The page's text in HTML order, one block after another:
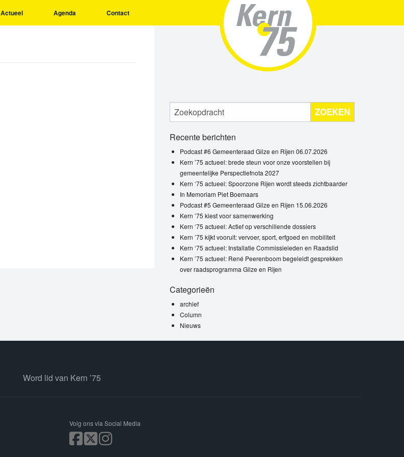
Actueel Agenda Contact
ZOEKEN
Recente berichten
Podcast #6 Gemeenteraad Gilze en Rijen 06.07.2026
Kern ’75 actueel: brede steun voor onze voorstellen bij
gemeentelijke Perspectiefnota 2027
Kern ‘75 actueel: Spoorzone Rijen wordt steeds zichtbaarder
In Memoriam Piet Boemaars
Podcast #5 Gemeenteraad Gilze en Rijen 15.06.2026
Kern ’75 kiest voor samenwerking
Kern ‘75 actueel: Actief op verschillende dossiers
Kern ’75 kijkt vooruit: vervoer, sport, erfgoed en mobiliteit
Kern ‘75 actueel: Installatie Commissieleden en Raadslid
Kern ’75 actueel: René Peerenboom begeleidt gesprekken
over raadsprogramma Gilze en Rijen
Categorieën
archief
Column
Nieuws
Word lid van Kern ’75
Volg ons via Social Media